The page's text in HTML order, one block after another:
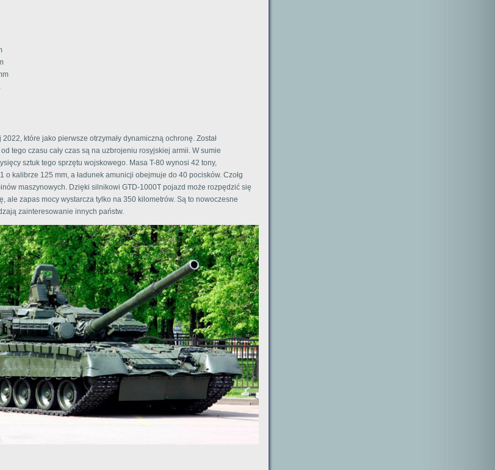
które jako pierwsze otrzymały dynamiczną ochronę. Został
tego czasu cały czas są na uzbrojeniu rosyjskiej armii. W sumie
sztuk tego sprzętu wojskowego. Masa T-80 wynosi 42 tony,
o kalibrze 125 mm, a ładunek amunicji obejmuje do 40 pocisków. Czołg
maszynowych. Dzięki silnikowi GTD-1000T pojazd może rozpędzić się
ale zapas mocy wystarcza tylko na 350 kilometrów. Są to nowoczesne
zainteresowanie innych państw.